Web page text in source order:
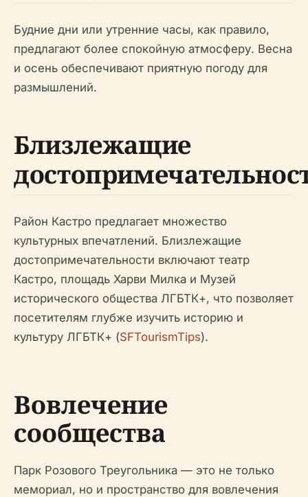
Будние дни или утренние часы, как правило,
предлагают более спокойную атмосферу. Весна
и осень обеспечивают приятную погоду для
размышлений.
Близлежащие
Район Кастро предлагает множество
культурных впечатлений. Близлежащие
достопримечательности включают театр
Кастро, площадь Харви Милка и Музей
исторического общества ЛГБТК+, что позволяет
посетителям глубже изучить историю и
культуру ЛГБТК+ (SFTourismTips).
Вовлечение
сообщества
Парк Розового Треугольника — это не только
мемориал, но и пространство для вовлечения